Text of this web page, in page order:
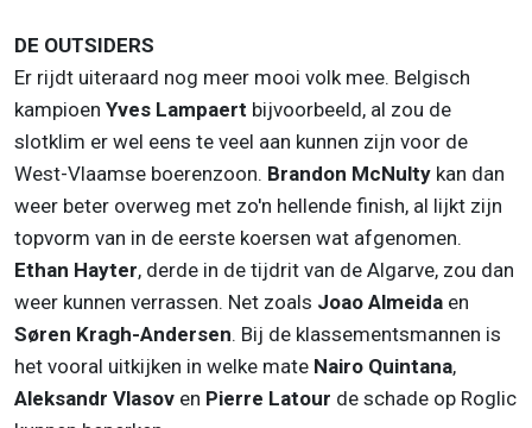
DE OUTSIDERS
Er rijdt uiteraard nog meer mooi volk mee. Belgisch
kampioen Yves Lampaert bijvoorbeeld, al zou de
slotklim er wel eens te veel aan kunnen zijn voor de
West-Vlaamse boerenzoon. Brandon McNulty kan dan
weer beter overweg met zo'n hellende finish, al lijkt zijn
topvorm van in de eerste koersen wat afgenomen.
Ethan Hayter, derde in de tijdrit van de Algarve, zou dan
weer kunnen verrassen. Net zoals Joao Almeida en
Søren Kragh-Andersen. Bij de klassementsmannen is
het vooral uitkijken in welke mate Nairo Quintana,
Aleksandr Vlasov en Pierre Latour de schade op Roglic